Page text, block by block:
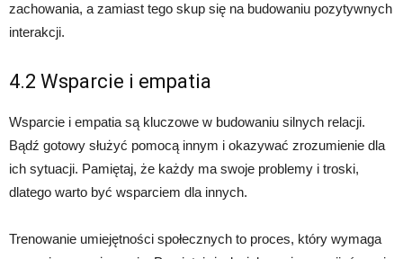
zachowania, a zamiast tego skup się na budowaniu pozytywnych
interakcji.
4.2 Wsparcie i empatia
Wsparcie i empatia są kluczowe w budowaniu silnych relacji.
Bądź gotowy służyć pomocą innym i okazywać zrozumienie dla
ich sytuacji. Pamiętaj, że każdy ma swoje problemy i troski,
dlatego warto być wsparciem dla innych.
Trenowanie umiejętności społecznych to proces, który wymaga